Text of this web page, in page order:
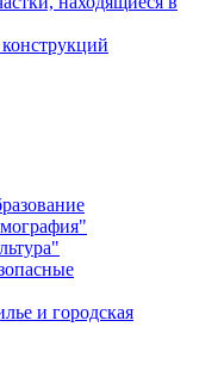
и городская